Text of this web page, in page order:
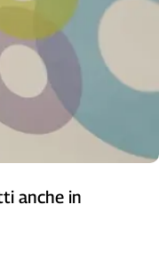
anche in